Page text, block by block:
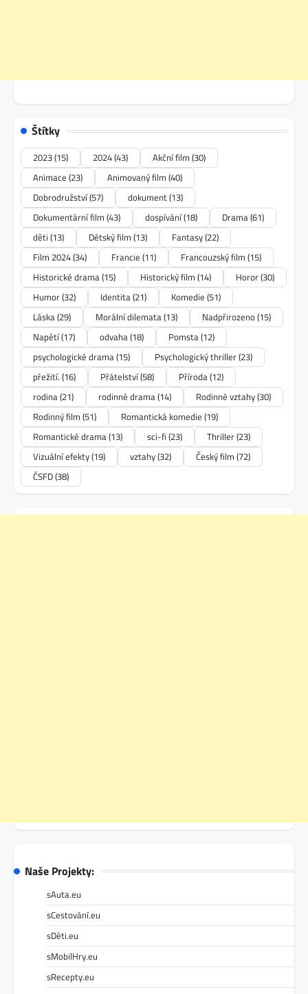
Štítky
2023(15) 2024(43) Akční film (30)
Animace (23) Animovaný film (40)
Dobrodružství(57) dokument(13)
Dokumentární film (43) dospívání(18) Drama(61)
děti (13) Dětský film (13) Fantasy(22)
Film 2024(34) Francie (11) Francouzský film (15)
Historické drama(15) Historický film (14) Horor(30)
Humor(32) Identita(21) Komedie (51)
Láska(29) Morální dilemata(13) Nadpřirozeno(15)
Napětí(17) odvaha(18) Pomsta(12)
psychologické drama(15) Psychologický thriller(23)
přežití. (16) Přátelství(58) Příroda(12)
rodina(21) rodinné drama(14) Rodinné vztahy(30)
Rodinný film (51) Romantická komedie (19)
Romantické drama(13) sci-fi (23) Thriller(23)
Vizuální efekty(19) vztahy(32) Český film (72)
ČSFD(38)
Naše Projekty:
sAuta.eu
sCestování.eu
sDěti.eu
sMobilHry.eu
sRecepty.eu